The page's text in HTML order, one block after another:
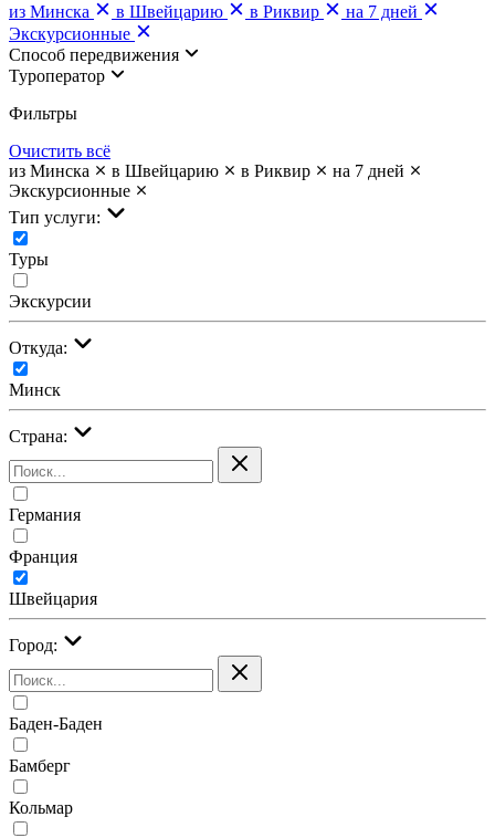
из Минска
в Швейцарию в Риквир
на 7 дней
Экскурсионные
Cпособ передвижения
Туроператор
Фильтры
Очистить всё
из Минска
в Швейцарию в Риквир
на 7 дней
Экскурсионные
Тип услуги:
Туры
Экскурсии
Откуда:
Минск
Страна:
Германия
Франция
Швейцария
Город:
Баден-Баден
Бамберг
Кольмар